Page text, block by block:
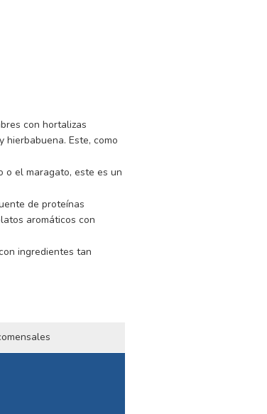
con hortalizas
Este, como
o el maragato, este es un
de proteínas
aromáticos con
ingredientes tan